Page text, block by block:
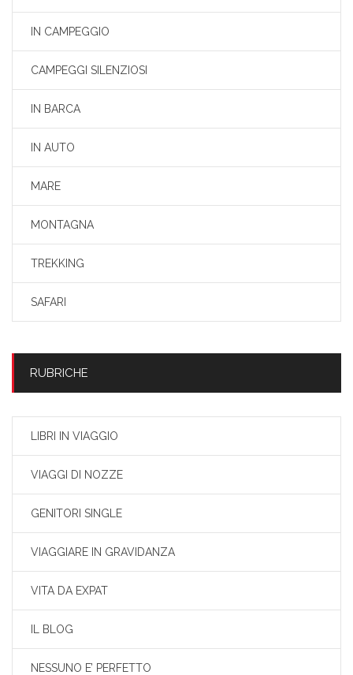
IN CAMPEGGIO
CAMPEGGI SILENZIOSI
IN BARCA
IN AUTO
MARE
MONTAGNA
TREKKING
SAFARI
RUBRICHE
LIBRI IN VIAGGIO
VIAGGI DI NOZZE
GENITORI SINGLE
VIAGGIARE IN GRAVIDANZA
VITA DA EXPAT
IL BLOG
NESSUNO E’ PERFETTO